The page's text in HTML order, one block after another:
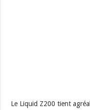
Le Liquid Z200 tient